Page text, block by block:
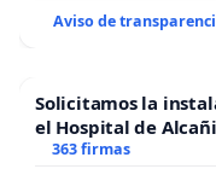
Aviso de
Solicitamos la
el Hospital de
363 firmas